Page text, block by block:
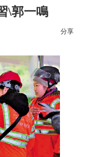
\郭一鳴
分享